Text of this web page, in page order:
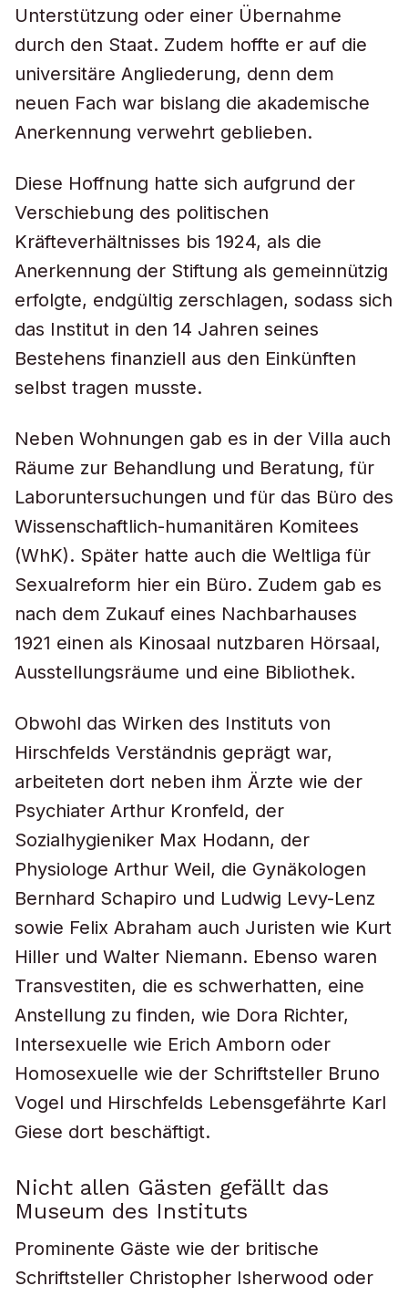
Unterstützung oder einer Übernahme
durch den Staat. Zudem hoffte er auf die
universitäre Angliederung, denn dem
neuen Fach war bislang die akademische
Anerkennung verwehrt geblieben.
Diese Hoffnung hatte sich aufgrund der
Verschiebung des politischen
Kräfteverhältnisses bis 1924, als die
Anerkennung der Stiftung als gemeinnützig
erfolgte, endgültig zerschlagen, sodass sich
das Institut in den 14 Jahren seines
Bestehens finanziell aus den Einkünften
selbst tragen musste.
Neben Wohnungen gab es in der Villa auch
Räume zur Behandlung und Beratung, für
Laboruntersuchungen und für das Büro des
Wissenschaftlich-humanitären Komitees
(WhK). Später hatte auch die Weltliga für
Sexualreform hier ein Büro. Zudem gab es
nach dem Zukauf eines Nachbarhauses
1921 einen als Kinosaal nutzbaren Hörsaal,
Ausstellungsräume und eine Bibliothek.
Obwohl das Wirken des Instituts von
Hirschfelds Verständnis geprägt war,
arbeiteten dort neben ihm Ärzte wie der
Psychiater Arthur Kronfeld, der
Sozialhygieniker Max Hodann, der
Physiologe Arthur Weil, die Gynäkologen
Bernhard Schapiro und Ludwig Levy-Lenz
sowie Felix Abraham auch Juristen wie Kurt
Hiller und Walter Niemann. Ebenso waren
Transvestiten, die es schwerhatten, eine
Anstellung zu finden, wie Dora Richter,
Intersexuelle wie Erich Amborn oder
Homosexuelle wie der Schriftsteller Bruno
Vogel und Hirschfelds Lebensgefährte Karl
Giese dort beschäftigt.
Nicht allen Gästen gefällt das
Museum des Instituts
Prominente Gäste wie der britische
Schriftsteller Christopher Isherwood oder